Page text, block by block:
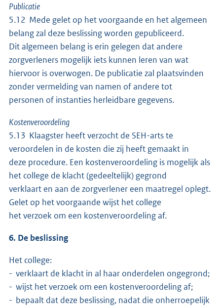
Publicatie
5.12 Mede gelet op het voorgaande en het algemeen
belang zal deze beslissing worden gepubliceerd.
Dit algemeen belang is erin gelegen dat andere
zorgverleners mogelijk iets kunnen leren van wat
hiervoor is overwogen. De publicatie zal plaatsvinden
zonder vermelding van namen of andere tot
personen of instanties herleidbare gegevens.
Kostenveroordeling
5.13 Klaagster heeft verzocht de SEH-arts te
veroordelen in de kosten die zij heeft gemaakt in
deze procedure. Een kostenveroordeling is mogelijk als
het college de klacht (gedeeltelijk) gegrond
verklaart en aan de zorgverlener een maatregel oplegt.
Gelet op het voorgaande wijst het college
het verzoek om een kostenveroordeling af.
6. De beslissing
Het college:
- verklaart de klacht in al haar onderdelen ongegrond;
- wijst het verzoek om een kostenveroordeling af;
- bepaalt dat deze beslissing, nadat die onherroepelijk